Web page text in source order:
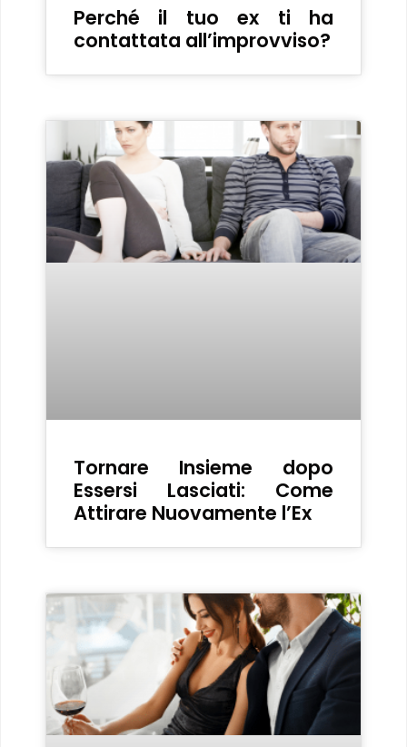
Perché il tuo ex ti ha
contattata all’improvviso?
Tornare Insieme dopo
Essersi Lasciati: Come
Attirare Nuovamente l’Ex